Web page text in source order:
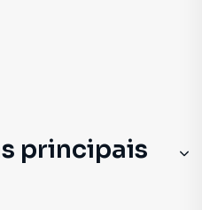
principais